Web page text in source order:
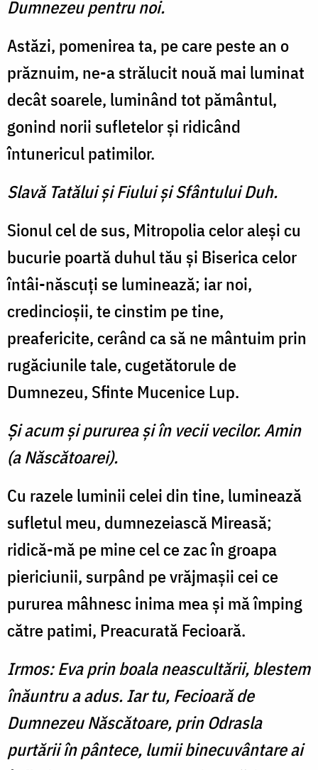
Dumnezeu pentru noi.
Astăzi, pomenirea ta, pe care peste an o
prăznuim, ne-a strălucit nouă mai luminat
decât soarele, luminând tot pământul,
gonind norii sufletelor şi ridicând
întunericul patimilor.
Slavă Tatălui şi Fiului şi Sfântului Duh.
Sionul cel de sus, Mitropolia celor aleşi cu
bucurie poartă duhul tău şi Biserica celor
întâi-născuţi se luminează; iar noi,
credincioşii, te cinstim pe tine,
preafericite, cerând ca să ne mântuim prin
rugăciunile tale, cugetătorule de
Dumnezeu, Sfinte Mucenice Lup.
Şi acum şi pururea şi în vecii vecilor. Amin
(a Născătoarei).
Cu razele luminii celei din tine, luminează
sufletul meu, dumnezeiască Mireasă;
ridică-mă pe mine cel ce zac în groapa
piericiunii, surpând pe vrăjmaşii cei ce
pururea mâhnesc inima mea şi mă împing
către patimi, Preacurată Fecioară.
Irmos: Eva prin boala neascultării, blestem
înăuntru a adus. Iar tu, Fecioară de
Dumnezeu Născătoare, prin Odrasla
purtării în pântece, lumii binecuvântare ai